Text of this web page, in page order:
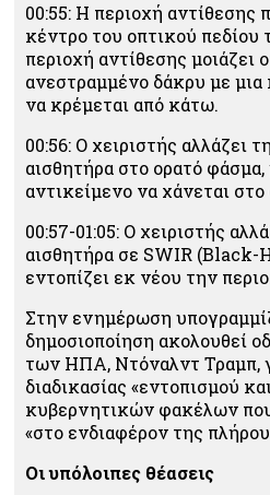
00:55: Η περιοχή αντίθεσης
κέντρο του οπτικού πεδίου
περιοχή αντίθεσης μοιάζει
ανεστραμμένο δάκρυ με
να κρέμεται από κάτω.
00:56: Ο χειριστής αλλάζει
αισθητήρα στο ορατό
αντικείμενο να χάνεται
00:57-01:05: Ο χειριστής
αισθητήρα σε SWIR (Black-
εντοπίζει εκ νέου την
Στην ενημέρωση
δημοσιοποίηση ακολουθεί
των ΗΠΑ, Ντόναλντ Τραμπ,
διαδικασίας «εντοπισμού
κυβερνητικών φακέλων
«στο ενδιαφέρον της
Οι υπόλοιπες θέασεις